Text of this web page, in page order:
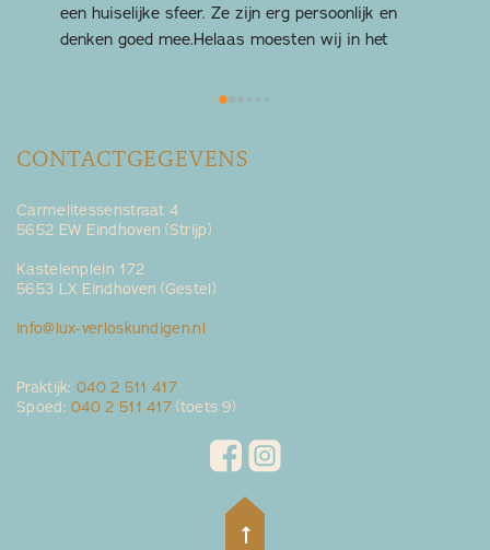
een huiselijke sfeer. Ze zijn erg persoonlijk en
denken goed mee.Helaas moesten wij in het
was heel fijn om de verloskundige van LUX in het
CONTACTGEGEVENS
Carmelitessenstraat 4
5652 EW Eindhoven (Strijp)
Kastelenplein 172
5653 LX Eindhoven (Gestel)
info@lux-verloskundigen.nl
Praktijk: 040 2 511 417
Spoed:040 2 511 417 (toets 9)